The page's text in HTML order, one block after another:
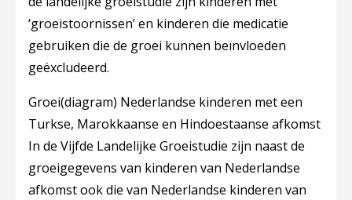
‘groeistoornissen’ en kinderen die medicatie
gebruiken die de groei kunnen beïnvloeden
geëxcludeerd.
Groei(diagram) Nederlandse kinderen met een
Turkse, Marokkaanse en Hindoestaanse afkomst
In de Vijfde Landelijke Groeistudie zijn naast de
groeigegevens van kinderen van Nederlandse
afkomst ook die van Nederlandse kinderen van